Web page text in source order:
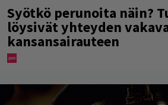
Syötkö perunoita näin?
löysivät yhteyden
kansansairauteen